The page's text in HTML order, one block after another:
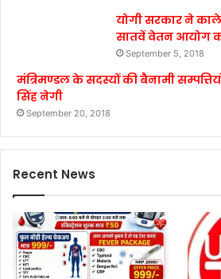
योगी सरकार ने
सातवें वेतन आयोग
September 5, 2018
मंत्रिमण्डल के सदस्यों की बैनामी
सिंह नेगी
September 20, 2018
Recent News